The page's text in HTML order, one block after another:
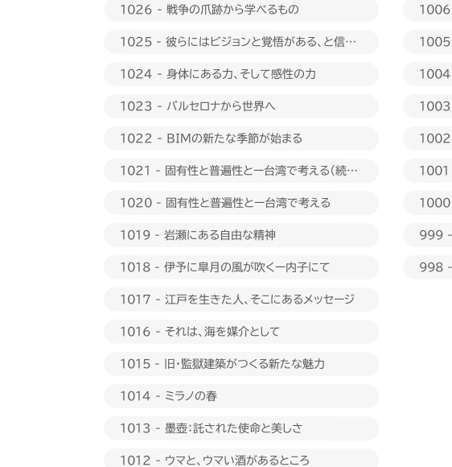
1026 - 戦争の爪跡から学べるもの
1025 - 彼らにはビジョンと覚悟がある、と信じ
1024 - 身体にある力、そして感性の力
1023 - バルセロナから世界へ
1022 - BIMの新たな季節が始まる
1021 - 固有性と普遍性とー台湾で考える（続
1020 - 固有性と普遍性とー台湾で考える
1019 - 岩瀬にある自由な精神
1018 - 伊予に皐月の風が吹くー内子にて
1017 - 江戸を生きた人、そこにあるメッセージ
1016 - それは、海を媒介として
1015 - 旧・監獄建築がつくる新たな魅力
1014 - ミラノの春
1013 - 墨壺：託された使命と美しさ
1012 - ウマと、ウマい酒があるところ
1006
1005
1004
1003
1002
1001
1000
999 -
998 -